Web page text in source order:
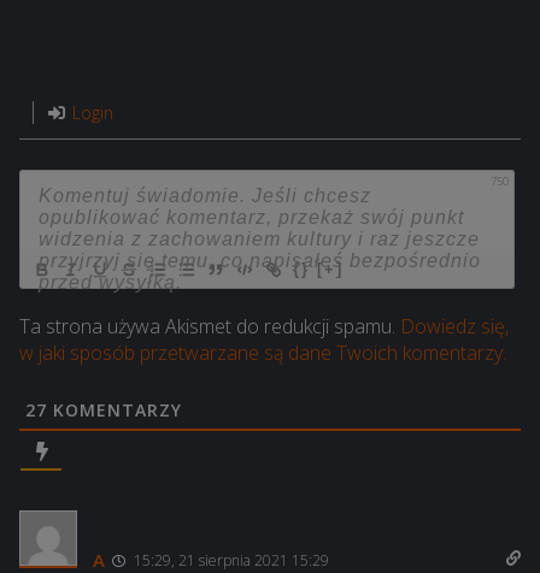
Login
750
{} [+]
Ta strona używa Akismet do redukcji spamu. Dowiedz się,
w jaki sposób przetwarzane są dane Twoich komentarzy.
27 KOMENTARZY
A 15:29, 21 sierpnia 2021 15:29